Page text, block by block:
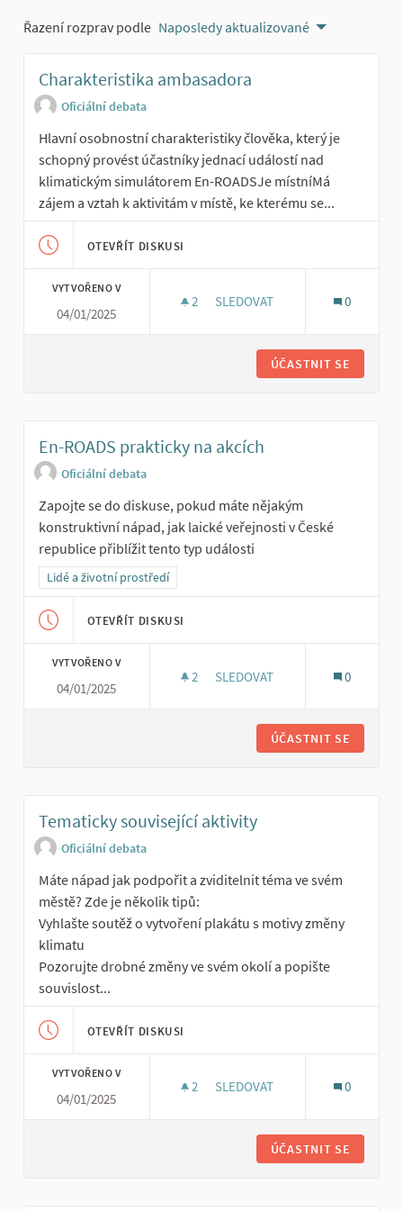
Řazení rozprav podle Naposledy aktualizované
Charakteristika ambasadora
Oficiální debata
Hlavní osobnostní charakteristiky člověka, který je
schopný provést účastníky jednací událostí nad
klimatickým simulátorem En-ROADSJe místníMá
zájem a vztah k aktivitám v místě, ke kterému se...
OTEVŘÍT DISKUSI
VYTVOŘENO V
04/01/2025
2 2 SLEDUJÍCÍ
SLEDOVAT 0
ÚČASTNIT SE
En-ROADS prakticky na akcích
Oficiální debata
Zapojte se do diskuse, pokud máte nějakým
konstruktivní nápad, jak laické veřejnosti v České
republice přiblížit tento typ události
Filtrovat výsledky pro kategorii: Lidé a životní prostředí
Lidé a životní prostředí
OTEVŘÍT DISKUSI
VYTVOŘENO V
04/01/2025
2 2 SLEDUJÍCÍ
SLEDOVAT 0
ÚČASTNIT SE
Tematicky související aktivity
Oficiální debata
Máte nápad jak podpořit a zviditelnit téma ve svém
městě? Zde je několik tipů:
Vyhlašte soutěž o vytvoření plakátu s motivy změny
klimatu
Pozorujte drobné změny ve svém okolí a popište
souvislost...
OTEVŘÍT DISKUSI
VYTVOŘENO V
04/01/2025
2 2 SLEDUJÍCÍ
SLEDOVAT 0
ÚČASTNIT SE